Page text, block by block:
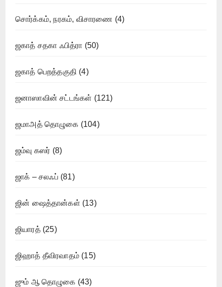
சொர்க்கம், நரகம், விசாரணை (4)
ஜகாத் சதகா ஃபித்ரா (50)
ஜகாத் பெறத்தகுதி (4)
ஜனாஸாவின் சட்டங்கள் (121)
ஜமாஅத் தொழுகை (104)
ஜம்வு கஸர் (8)
ஜாக் – சலஃப் (81)
ஜின் ஷைத்தான்கள் (13)
ஜியாரத்(25)
ஜிஹாத் தீவிரவாதம் (15)
ஜும் ஆ தொழுகை (43)